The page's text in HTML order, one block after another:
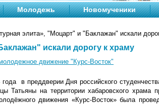
Молодежь Новомученики
элита», "Моцарт" и "Баклажан" искали
искали дорогу к храму
движение "Курс-Восток"
года в преддверии Дня российского
Татьяны на территории хабаровского храма
движения «Курс-Восток» была